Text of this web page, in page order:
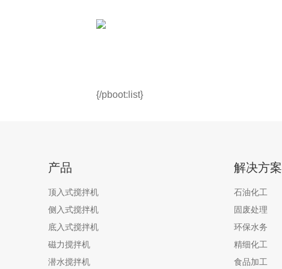
{/pboot:list}
产品
顶入式搅拌机
侧入式搅拌机
底入式搅拌机
磁力搅拌机
潜水搅拌机
解决方案
石油化工
固废处理
环保水务
精细化工
食品加工